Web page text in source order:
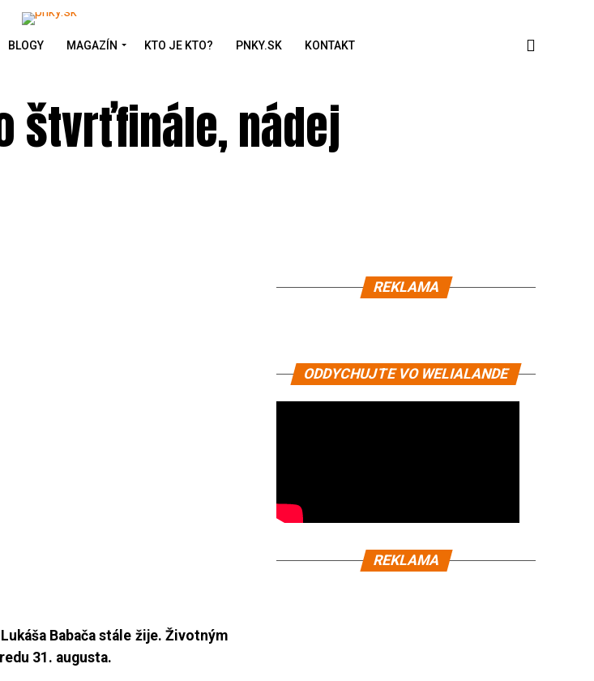
BLOGY MAGAZÍN KTO JE KTO? PNKY.SK KONTAKT
štvrťfinále, nádej
Babača stále žije. Životným
31. augusta.
REKLAMA
ODDYCHUJTE VO WELIALANDE
REKLAMA